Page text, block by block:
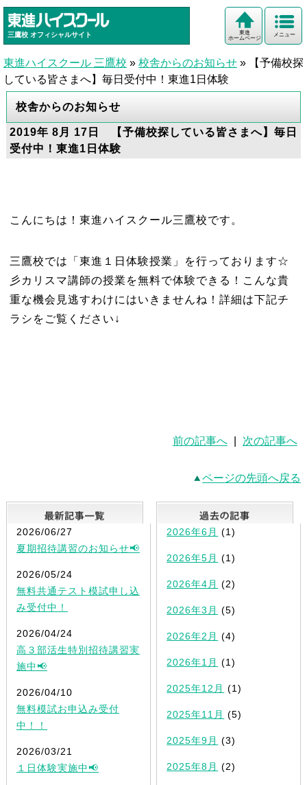
三鷹校 オフィシャルサイト メニュー
東進
ホームページ
東進ハイスクール 三鷹校 » 校舎からのお知らせ »
【予備校探
している皆さまへ】毎日受付中！東進1日体験
校舎からのお知らせ
2019年 8月 17日 【予備校探している皆さまへ】毎日
受付中！東進1日体験
こんにちは！東進ハイスクール三鷹校です。
三鷹校では「東進１日体験授業」を行っております☆
彡カリスマ講師の授業を無料で体験できる！こんな貴
重な機会見逃すわけにはいきませんね！詳細は下記チ
ラシをご覧ください↓
前の記事へ 次の記事へ
ページの先頭へ戻る
最新記事一覧
2026/06/27
夏期招待講習のお知らせ📢
2026/05/24
無料共通テスト模試申し込
み受付中！
2026/04/24
高３部活生特別招待講習実
施中📢
2026/04/10
無料模試お申込み受付
中！！
2026/03/21
１日体験実施中📢
2026年6月 (1)
2026年5月 (1)
2026年4月 (2)
2026年3月 (5)
2026年2月 (4)
2026年1月 (1)
2025年12月 (1)
2025年11月 (5)
2025年9月 (3)
2025年8月 (2)